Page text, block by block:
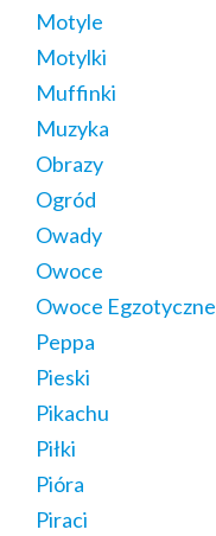
Motyle
Motylki
Muffinki
Muzyka
Obrazy
Ogród
Owady
Owoce
Owoce Egzotyczne
Peppa
Pieski
Pikachu
Piłki
Pióra
Piraci